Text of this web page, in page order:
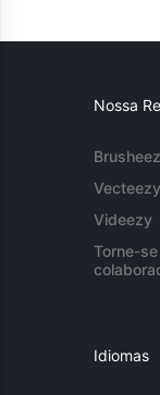
Nossa
Vecteezy
Videezy
Torne-
Idiomas